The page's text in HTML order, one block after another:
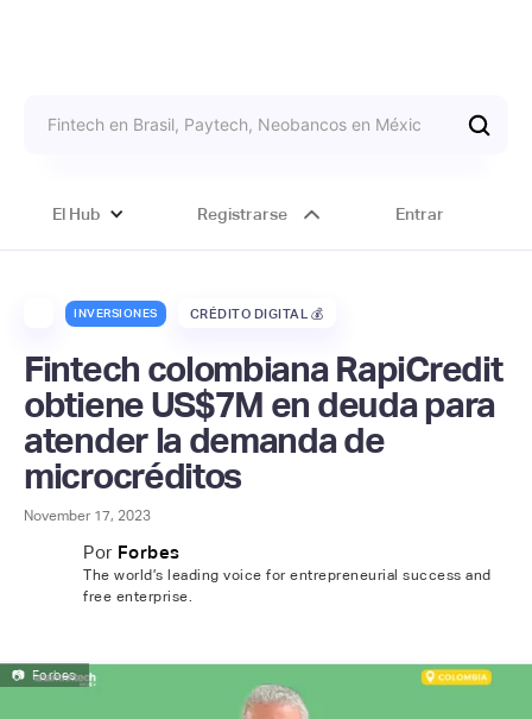
El Hub Registrarse Entrar
INVERSIONES CRÉDITO DIGITAL 💰
Fintech colombiana RapiCredit
obtiene US$7M en deuda para
atender la demanda de
microcréditos
November 17, 2023
Por Forbes
The world’s leading voice for entrepreneurial success and
free enterprise.
📷 Forbes